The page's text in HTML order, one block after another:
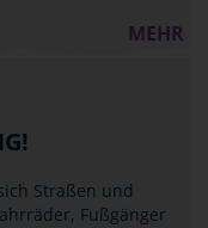
MEHR
Straßen und
Fußgänger